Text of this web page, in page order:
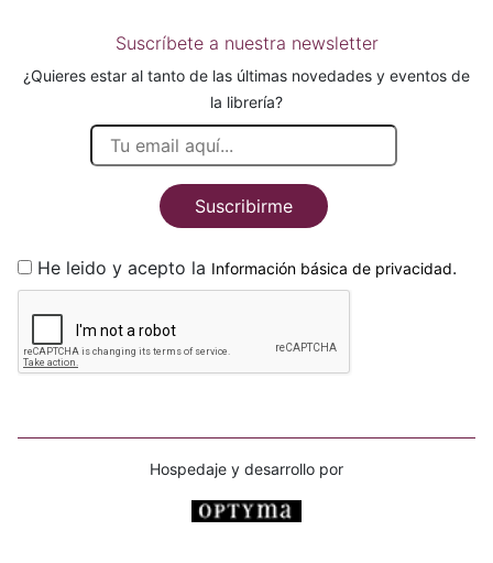
Suscríbete a nuestra newsletter
¿Quieres estar al tanto de las últimas novedades y eventos de
la librería?
Suscribirme
He leido y acepto la Información básica de privacidad.
Hospedaje y desarrollo por